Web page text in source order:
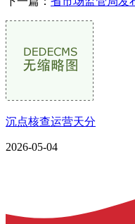
沉点核查运营天分
2026-05-04